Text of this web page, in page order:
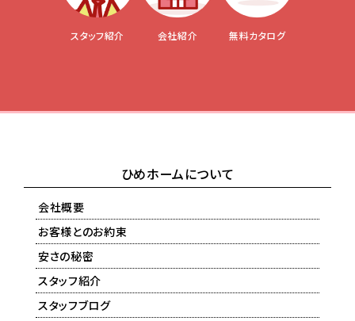
スタッフ紹介 会社紹介 無料カタログ
ひめホームについて
会社概要
お客様とのお約束
安さの秘密
スタッフ紹介
スタッフブログ